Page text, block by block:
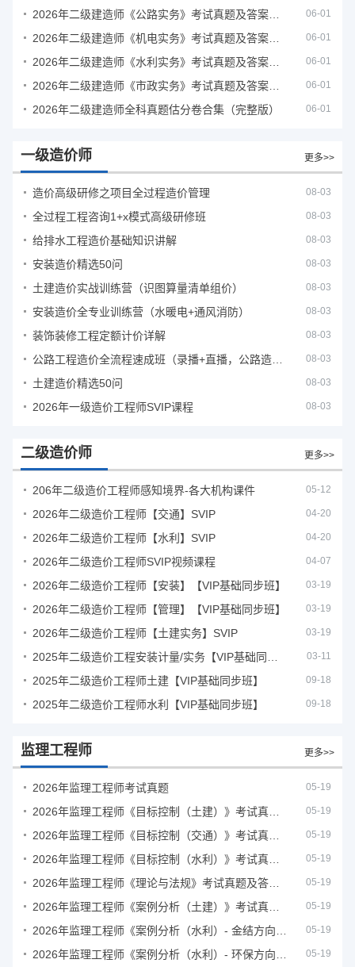
06-01
06-01
06-01
06-01
2026年二级建造师全科真题估分卷合集（完整版） 06-01
一级造价师 更多>>
造价高级研修之项目全过程造价管理 08-03
全过程工程咨询1+x模式高级研修班 08-03
给排水工程造价基础知识讲解 08-03
安装造价精选50问 08-03
土建造价实战训练营（识图算量清单组价） 08-03
安装造价全专业训练营（水暖电+通风消防） 08-03
装饰装修工程定额计价详解 08-03
08-03
土建造价精选50问 08-03
2026年一级造价工程师SVIP课程 08-03
二级造价师 更多>>
206年二级造价工程师感知境界-各大机构课件 05-12
2026年二级造价工程师【交通】SVIP 04-20
2026年二级造价工程师【水利】SVIP 04-20
2026年二级造价工程师SVIP视频课程 04-07
2026年二级造价工程师【安装】【VIP基础同步班】 03-19
2026年二级造价工程师【管理】【VIP基础同步班】 03-19
2026年二级造价工程师【土建实务】SVIP 03-19
03-11
2025年二级造价工程师土建【VIP基础同步班】 09-18
2025年二级造价工程师水利【VIP基础同步班】 09-18
监理工程师 更多>>
2026年监理工程师考试真题 05-19
05-19
05-19
05-19
05-19
05-19
05-19
05-19